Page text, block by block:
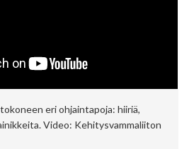
eri ohjaintapoja: hiiriä,
Video: Kehitysvammaliiton